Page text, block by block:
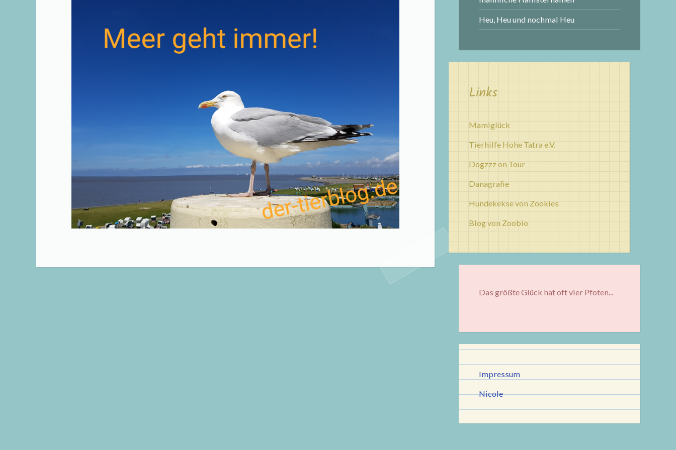
Heu, Heu und nochmal Heu
Links
Mamiglück
Tierhilfe Hohe Tatra e.V.
Dogzzz on Tour
Danagrafie
Hundekekse von Zookies
Blog von Zoobio
Das größte Glück hat oft vier Pfoten...
Impressum
Nicole